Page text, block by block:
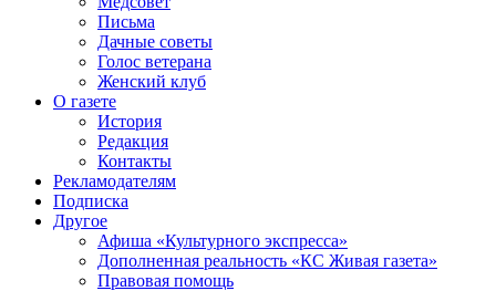
Письма
Дачные советы
Голос ветерана
Женский клуб
О газете
История
Редакция
Контакты
Рекламодателям
Подписка
Другое
Афиша «Культурного экспресса»
Дополненная реальность «КС Живая газета»
Правовая помощь